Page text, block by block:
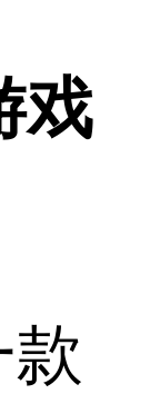
戏